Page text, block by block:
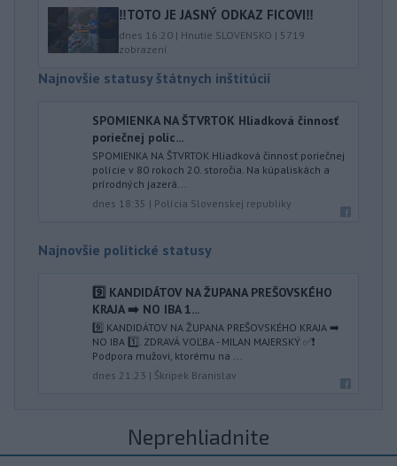
‼️TOTO JE JASNÝ ODKAZ FICOVI‼️
dnes 16:20 | Hnutie SLOVENSKO | 5719
zobrazení
Najnovšie statusy štátnych inštitúcií
SPOMIENKA NA ŠTVRTOK Hliadková činnosť
poriečnej políc...
SPOMIENKA NA ŠTVRTOK Hliadková činnosť poriečnej
polície v 80 rokoch 20. storočia. Na kúpaliskách a
prírodných jazerá...
dnes 18:35 | Polícia Slovenskej republiky
Najnovšie politické statusy
9️⃣ KANDIDÁTOV NA ŽUPANA PREŠOVSKÉHO
KRAJA ➡️ NO IBA 1️...
9️⃣ KANDIDÁTOV NA ŽUPANA PREŠOVSKÉHO KRAJA ➡️
NO IBA 1️⃣. ZDRAVÁ VOĽBA - MILAN MAJERSKÝ ✅️❗️
Podpora mužovi, ktorému na ...
dnes 21:23 | Škripek Branislav
Neprehliadnite